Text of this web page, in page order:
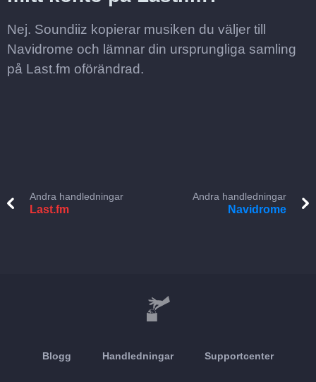
Nej. Soundiiz kopierar musiken du väljer till
Navidrome och lämnar din ursprungliga samling
på Last.fm oförändrad.
Andra handledningar
Last.fm
Andra handledningar
Navidrome
Blogg Handledningar Supportcenter